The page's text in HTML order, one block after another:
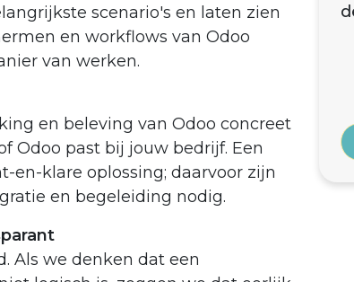
scenario's en laten zien
en workflows van Odoo
van werken.
en beleving van Odoo concreet
Odoo past bij jouw bedrijf. Een
en-klare oplossing; daarvoor zijn
en begeleiding nodig.
Als we denken dat een